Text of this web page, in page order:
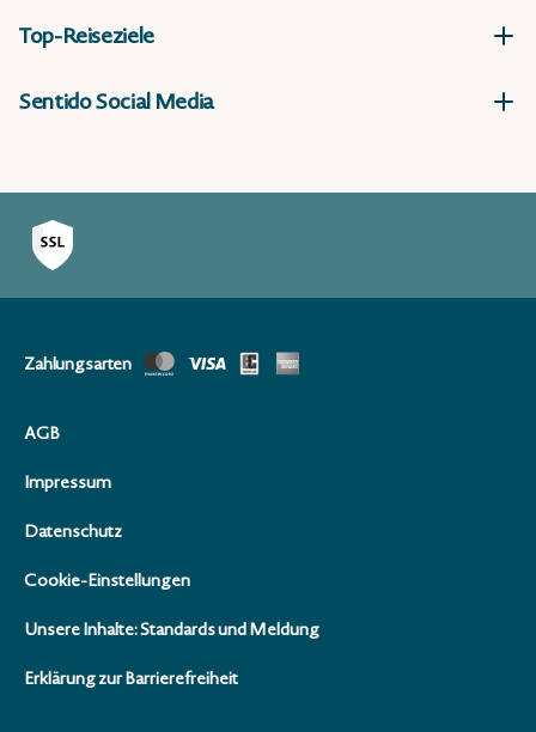
Top-Reiseziele
Sentido Social Media
Zahlungsarten
AGB
Impressum
Datenschutz
Cookie-Einstellungen
Unsere Inhalte: Standards und Meldung
Erklärung zur Barrierefreiheit